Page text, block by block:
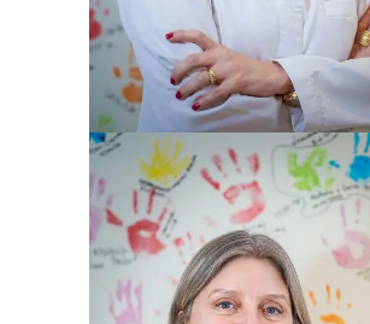
DÉBORA FARINATI